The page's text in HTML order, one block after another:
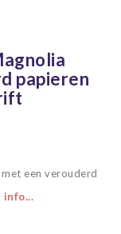
papieren
een verouderd
info...